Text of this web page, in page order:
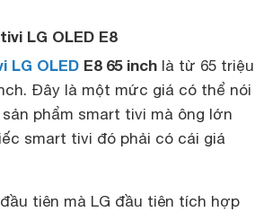
LG OLED E8
LG OLED E8 65 inch là từ 65 triệu
Đây là một mức giá có thể nói
phẩm smart tivi mà ông lớn
smart tivi đó phải có cái giá
tiên mà LG đầu tiên tích hợp